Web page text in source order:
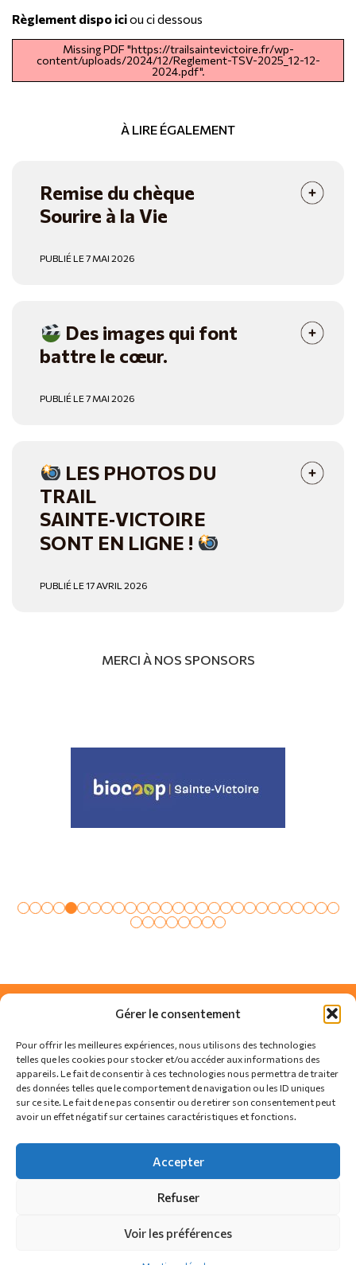
Gérer le consentement
Pour offrir les meilleures expériences, nous utilisons des technologies
telles que les cookies pour stocker et/ou accéder aux informations des
appareils. Le fait de consentir à ces technologies nous permettra de traiter
des données telles que le comportement de navigation ou les ID uniques
sur ce site. Le fait de ne pas consentir ou de retirer son consentement peut
avoir un effet négatif sur certaines caractéristiques et fonctions.
Accepter
Refuser
Voir les préférences
Règlement dispo iciou ci dessous
Missing PDF "https://trailsaintevictoire.fr/wp-
content/uploads/2024/12/Reglement-TSV-2025_12-12-
2024.pdf".
À LIRE ÉGALEMENT
Remise du chèque
Sourire à la Vie
PUBLIÉ LE 7 MAI 2026
Des images qui font
battre le cœur.
PUBLIÉ LE 7 MAI 2026
LES PHOTOS DU
TRAIL
SAINTE‑VICTOIRE
SONT EN LIGNE !
PUBLIÉ LE 17 AVRIL 2026
MERCI À NOS SPONSORS
Règlement
Politique de confidentialité
SUIVEZ-NOUS SUR